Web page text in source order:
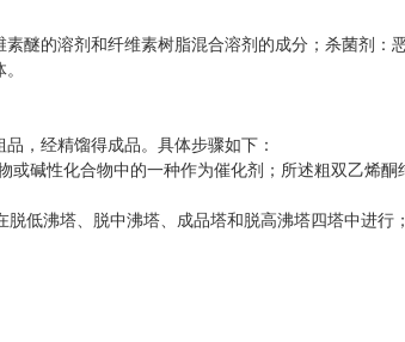
醚的溶剂和纤维素树脂混合溶剂的成分；杀菌剂：
，经精馏得成品。具体步骤如下：
碱性化合物中的一种作为催化剂；所述粗双乙烯
低沸塔、脱中沸塔、成品塔和脱高沸塔四塔中进行